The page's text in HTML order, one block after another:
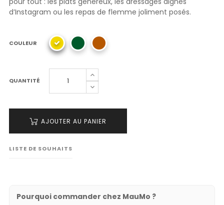
d’Instagram ou les repas de flemme joliment posés.
COULEUR
QUANTITÉ
AJOUTER AU PANIER
LISTE DE SOUHAITS
Pourquoi commander chez MauMo ?